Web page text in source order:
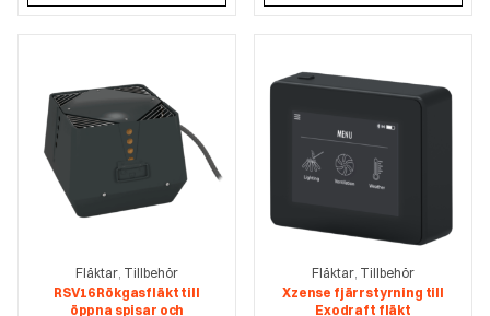
Fläktar, Tillbehör
RSV16 Rökgasfläkt till
öppna spisar och
Fläktar, Tillbehör
Xzense fjärrstyrning till
Exodraft fläkt